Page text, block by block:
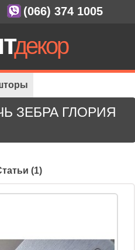
ЗЕБРА ГЛОРИЯ
(1)
Dim-out
(066) 374 1005
декор